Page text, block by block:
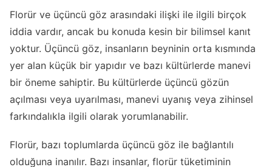
Florür ve üçüncü göz arasındaki ilişki ile ilgili birçok
iddia vardır, ancak bu konuda kesin bir bilimsel kanıt
yoktur. Üçüncü göz, insanların beyninin orta kısmında
yer alan küçük bir yapıdır ve bazı kültürlerde manevi
bir öneme sahiptir. Bu kültürlerde üçüncü gözün
açılması veya uyarılması, manevi uyanış veya zihinsel
farkındalıkla ilgili olarak yorumlanabilir.
Florür, bazı toplumlarda üçüncü göz ile bağlantılı
olduğuna inanılır. Bazı insanlar, florür tüketiminin